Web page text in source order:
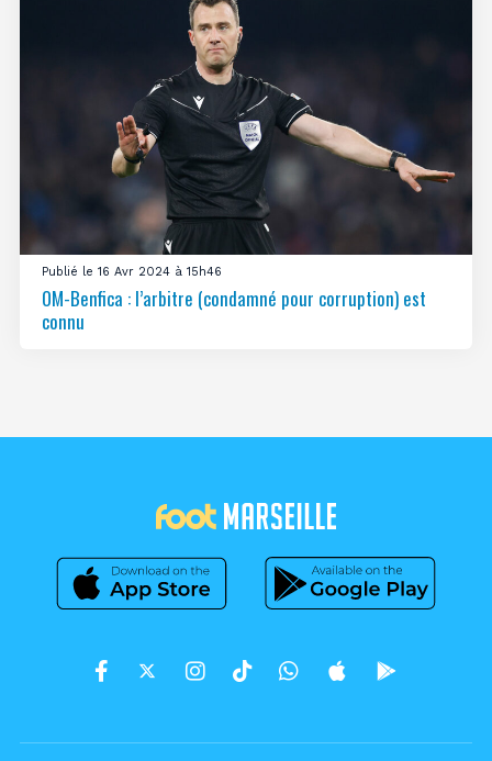
Publié le 16 Avr 2024 à 15h46
OM-Benfica : l’arbitre (condamné pour corruption) est
connu